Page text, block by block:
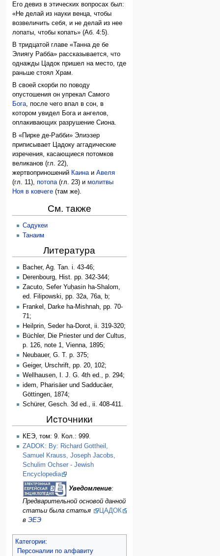
Его девиз в этических вопросах был:
«Не делай из науки венца, чтобы
возвеличить себя, и не делай из нее
лопаты, чтобы копать» (Аб. 4:5).
В тридцатой главе «Танна де бе
Элиягу Рабба» рассказывается, что
однажды Цадок пришел на место, где
раньше стоял Храм.
В своей скорби по поводу
опустошения он упрекал Самого
Бога, после чего впал в сон, в
котором увидел Бога и ангелов,
оплакивающих разрушение Сиона.
В «Пирке де-Рабби» Элиэзер
приписывает Цадоку аггадические
изречения, касающиеся потомков
великанов (гл. 22),
жертвоприношений Каина иАвеля
(гл. 11),потопа (гл. 23) имолитвы
Ноя в ковчеге (там же).
См. также
Садукеи
Танаим
Литература
Bacher, Ag. Tan. i. 43-46;
Derenbourg, Hist. pp. 342-344;
Zacuto, Sefer Yuḥasin ha-Shalom,
ed. Filipowski, pp. 32a, 76a, b;
Frankel, Darke ha-Mishnah, pp. 70-
71;
Heilprin, Seder ha-Dorot, ii. 319-320;
Büchler, Die Priester und der Cultus,
p. 126, note 1, Vienna, 1895;
Neubauer, G. T. p. 375;
Geiger, Urschrift, pp. 20, 102;
Wellhausen, I. J. G. 4th ed., p. 294;
idem, Pharisäer und Sadducäer,
Göttingen, 1874;
Schürer, Gesch. 3d ed., ii. 408-411.
Источники
КЕЭ, том: 9. Кол.: 999.
ZADOK: By: Richard Gottheil,
Samuel Krauss, Joseph Jacobs,
Schulim Ochser - Jewish
Encyclopedia
Уведомление:
Предварительной основой данной
статьи была статья
ЦАДОК
в ЭЕЭ
Категории:
Персоналии по алфавиту